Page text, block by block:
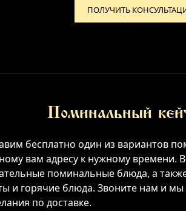
ПОЛУЧИТЬ
Поминальный
бесплатно один из вариантов
вам адресу к нужному времени.
поминальные блюда, а
и горячие блюда. Звоните нам и
по доставке.